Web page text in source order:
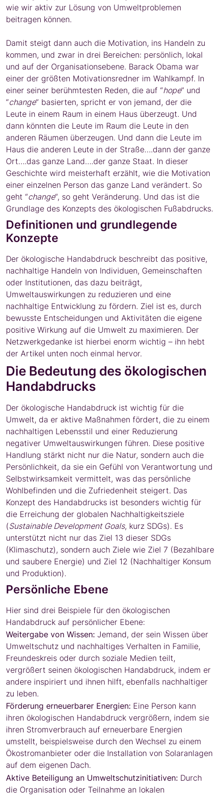
wie wir aktiv zur Lösung von Umweltproblemen
beitragen können.
Damit steigt dann auch die Motivation, ins Handeln zu
kommen, und zwar in drei Bereichen: persönlich, lokal
und auf der Organisationsebene. Barack Obama war
einer der größten Motivationsredner im Wahlkampf. In
einer seiner berühmtesten Reden, die auf “hope” und
“change” basierten, spricht er von jemand, der die
Leute in einem Raum in einem Haus überzeugt. Und
dann könnten die Leute im Raum die Leute in den
anderen Räumen überzeugen. Und dann die Leute im
Haus die anderen Leute in der Straße….dann der ganze
Ort….das ganze Land….der ganze Staat. In dieser
Geschichte wird meisterhaft erzählt, wie die Motivation
einer einzelnen Person das ganze Land verändert. So
geht “change“, so geht Veränderung. Und das ist die
Grundlage des Konzepts des ökologischen Fußabdrucks.
Definitionen und grundlegende
Konzepte
Der ökologische Handabdruck beschreibt das positive,
nachhaltige Handeln von Individuen, Gemeinschaften
oder Institutionen, das dazu beiträgt,
Umweltauswirkungen zu reduzieren und eine
nachhaltige Entwicklung zu fördern. Ziel ist es, durch
bewusste Entscheidungen und Aktivitäten die eigene
positive Wirkung auf die Umwelt zu maximieren. Der
Netzwerkgedanke ist hierbei enorm wichtig – ihn hebt
der Artikel unten noch einmal hervor.
Die Bedeutung des ökologischen
Handabdrucks
Der ökologische Handabdruck ist wichtig für die
Umwelt, da er aktive Maßnahmen fördert, die zu einem
nachhaltigen Lebensstil und einer Reduzierung
negativer Umweltauswirkungen führen. Diese positive
Handlung stärkt nicht nur die Natur, sondern auch die
Persönlichkeit, da sie ein Gefühl von Verantwortung und
Selbstwirksamkeit vermittelt, was das persönliche
Wohlbefinden und die Zufriedenheit steigert. Das
Konzept des Handabdrucks ist besonders wichtig für
die Erreichung der globalen Nachhaltigkeitsziele
(Sustainable Development Goals, kurz SDGs). Es
unterstützt nicht nur das Ziel 13 dieser SDGs
(Klimaschutz), sondern auch Ziele wie Ziel 7 (Bezahlbare
und saubere Energie) und Ziel 12 (Nachhaltiger Konsum
und Produktion).
Persönliche Ebene
Hier sind drei Beispiele für den ökologischen
Handabdruck auf persönlicher Ebene:
Weitergabe von Wissen: Jemand, der sein Wissen über
Umweltschutz und nachhaltiges Verhalten in Familie,
Freundeskreis oder durch soziale Medien teilt,
vergrößert seinen ökologischen Handabdruck, indem er
andere inspiriert und ihnen hilft, ebenfalls nachhaltiger
zu leben.
Förderung erneuerbarer Energien: Eine Person kann
ihren ökologischen Handabdruck vergrößern, indem sie
ihren Stromverbrauch auf erneuerbare Energien
umstellt, beispielsweise durch den Wechsel zu einem
Ökostromanbieter oder die Installation von Solaranlagen
auf dem eigenen Dach.
Aktive Beteiligung an Umweltschutzinitiativen: Durch
die Organisation oder Teilnahme an lokalen